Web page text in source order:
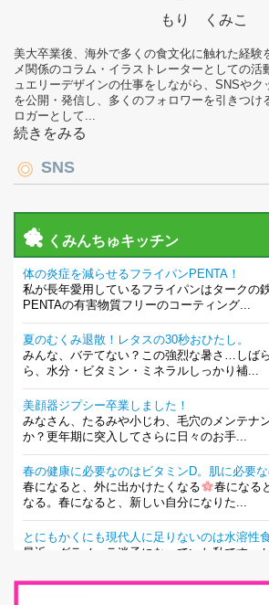
もり くみこ
美大卒業後、海外で多くの食文化に触れた経験
メ関係のコラム・イラストレーターとしての活
ュエリーデザインの仕事をしながら、SNSやク
を公開・発信し、多くのフォロワーを引きつけ
ロガーとして...
続きをみる
SNS
くみんちゅキッチン
体の炎症を減らせるフライパンPENTA！
私が長年愛用しているフライパンはタークの
PENTAの有害物質フリーのコーティング...
夏のむくみ退散！レタスの30秒おひたし。
みんな、バテてない？この強烈な暑さ…しば
ら、水分・ビタミン・ミネラルしっかり補...
美顔器ジプシー卒業しました！
みなさん、たるみや小じわ、毛穴のメンテナ
か？更年期に突入してさらに日々のお手...
春の健康に必要なのはビタミンD。肌に必要な
春になると、外に出かけたくなる
春になる
なる。春になると、新しい自分になりた...
とにもかくにも現代人に足りないのは水溶性
最近、グラノーラ迷子になっていた私です。